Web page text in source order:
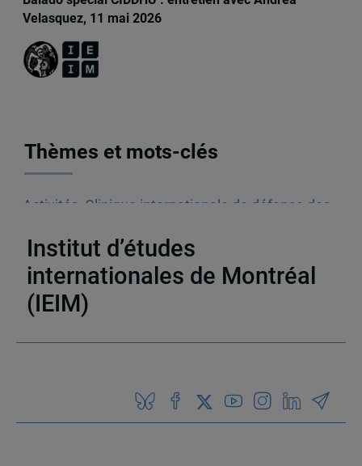
Velasquez, 11 mai 2026
Thèmes et mots-clés
Activités Clinique internationale de défense des
Institut d’études
internationales de Montréal
(IEIM)